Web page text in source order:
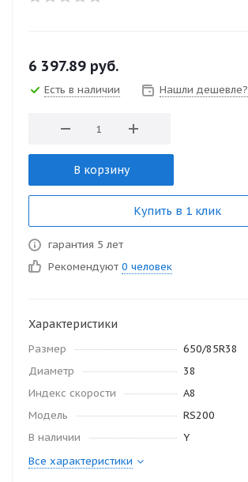
6 397.89 руб.
Есть в наличии Нашли дешевле?
В корзину
Купить в 1 клик
гарантия 5 лет
Рекомендуют 0 человек
Характеристики
Размер
650/85R38
Диаметр
38
Индекс скорости
A8
Модель
RS200
В наличии
Y
Все характеристики